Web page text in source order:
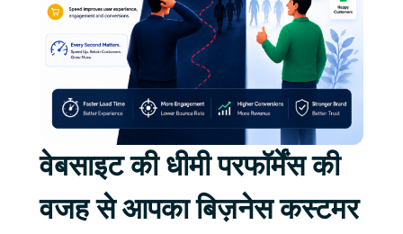
वेबसाइट की धीमी परफॉर्मेंस की
वजह से आपका बिज़नेस कस्टमर